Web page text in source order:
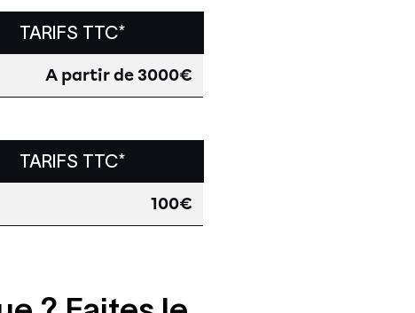
TARIFS TTC*
A partir de 3000€
TARIFS TTC*
100€